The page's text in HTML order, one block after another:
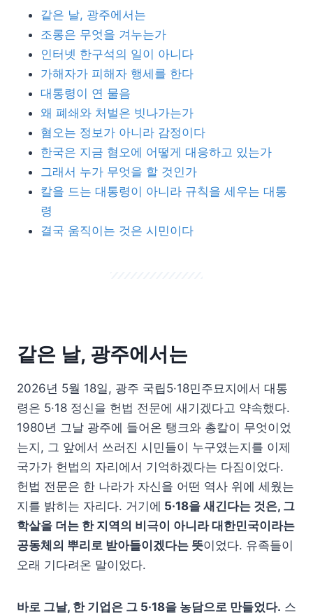
같은 날, 광주에서는
조롱은 무엇을 겨누는가
인터넷 한구석의 일이 아니다
가해자가 피해자 행세를 한다
대통령이 연 물음
왜 폐쇄와 처벌은 빗나가는가
혐오는 정보가 아니라 감정이다
한국은 지금 혐오에 어떻게 대응하고 있는가
그래서 누가 무엇을 할 것인가
칼을 드는 대통령이 아니라 규칙을 세우는 대통
령
결국 움직이는 것은 시민이다
같은 날, 광주에서는
2026년 5월 18일, 광주 국립5·18민주묘지에서 대통
령은 5·18 정신을 헌법 전문에 새기겠다고 약속했다.
1980년 그날 광주에 들어온 탱크와 총칼이 무엇이었
는지, 그 앞에서 쓰러진 시민들이 누구였는지를 이제
국가가 헌법의 자리에서 기억하겠다는 다짐이었다.
헌법 전문은 한 나라가 자신을 어떤 역사 위에 세웠는
지를 밝히는 자리다. 거기에 5·18을 새긴다는 것은, 그
학살을 더는 한 지역의 비극이 아니라 대한민국이라는
공동체의 뿌리로 받아들이겠다는 뜻이었다. 유족들이
오래 기다려온 말이었다.
바로 그날, 한 기업은 그 5·18을 농담으로 만들었다. 스